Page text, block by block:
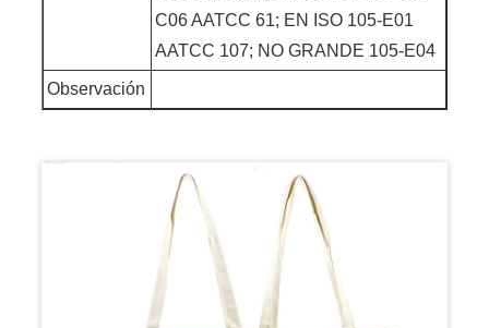
C06 AATCC 61; EN ISO 105-E01
AATCC 107; NO GRANDE 105-E04
Observación